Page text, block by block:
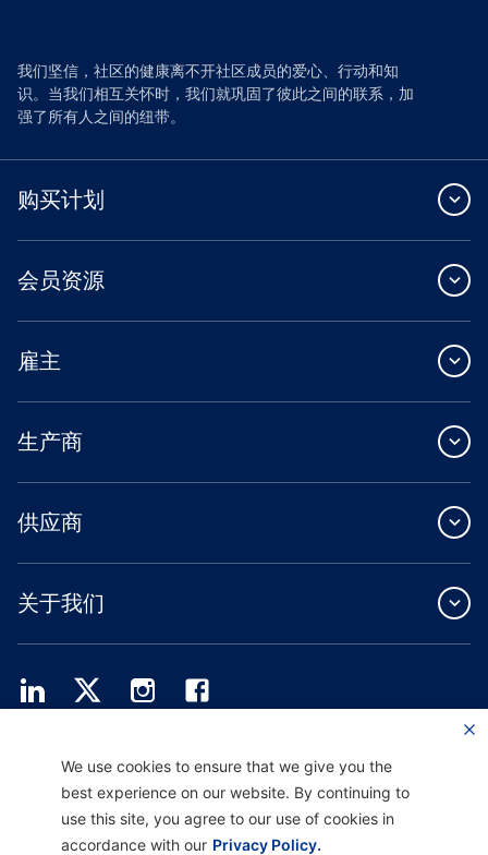
我们坚信，社区的健康离不开社区成员的爱心、行动和知
识。当我们相互关怀时，我们就巩固了彼此之间的联系，加
强了所有人之间的纽带。
购买计划
会员资源
雇主
生产商
供应商
关于我们
Providence Health Plan 提供商业团体、个人健康保障和 ASO 服务。
Providence Health Assurance 是一家 HMO、HMO-POS 和 HMO SNP，与
Medicare 和俄勒冈州健康计划签有合同。Providence Health Assurance 的注册取决
于合同续约。
We use cookies to ensure that we give you the
best experience on our website. By continuing to
use this site, you agree to our use of cookies in
accordance with our Privacy Policy.